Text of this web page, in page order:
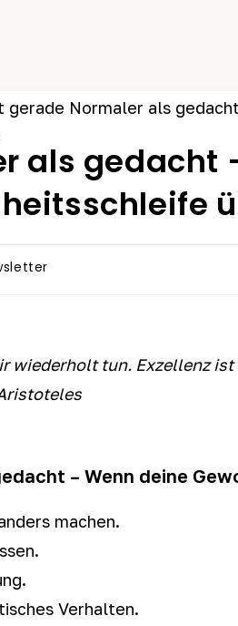
als gedacht
wiederholt tun. Exzellenz
– Wenn deine
machen.
Verhalten.